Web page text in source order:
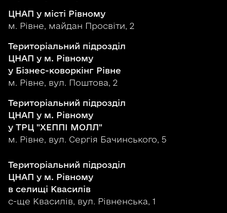
ЦНАП у місті Рівному
м. Рівне, майдан Просвіти, 2
Територіальний підрозділ
ЦНАП у м. Рівному
у Бізнес-коворкінг Рівне
м. Рівне, вул. Поштова, 2
Територіальний підрозділ
ЦНАП у м. Рівному
у ТРЦ "ХЕППІ МОЛЛ"
м. Рівне, вул. Сергія Бачинського, 5
Територіальний підрозділ
ЦНАП у м. Рівному
в селищі Квасилів
с-ще Квасилів, вул. Рівненська, 1